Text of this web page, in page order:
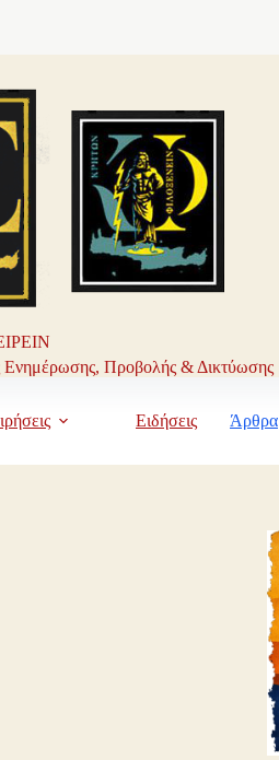
Ενημέρωσης, Προβολής & Δικτύωσης
Ειδήσεις Άρθρα